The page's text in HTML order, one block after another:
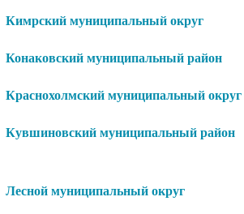
Кимрский муниципальный округ
Конаковский муниципальный район
Краснохолмский муниципальный округ
Кувшиновский муниципальный район
Лесной муниципальный округ